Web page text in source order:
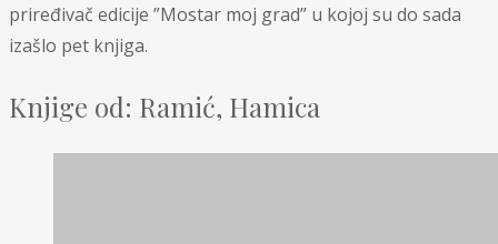
priređivač edicije ”Mostar moj grad” u kojoj su do sada
izašlo pet knjiga.
Knjige od: Ramić, Hamica